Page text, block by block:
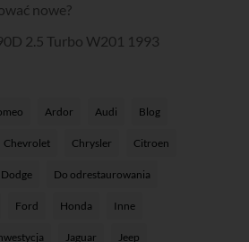
nowe?
2.5 Turbo W201 1993
Ardor Audi Blog
Chevrolet Chrysler Citroen
Dodge Do odrestaurowania
Ford Honda Inne
Jaguar Jeep